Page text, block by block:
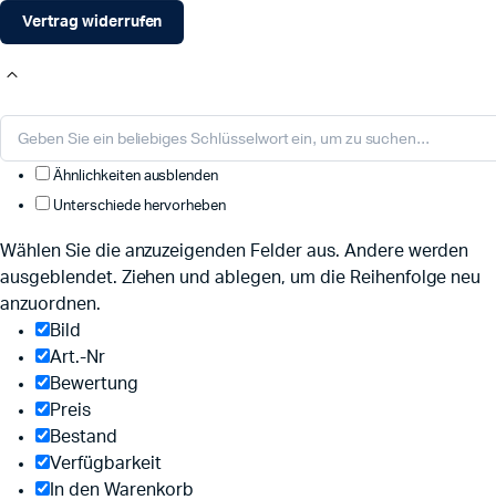
Vertrag widerrufen
Ähnlichkeiten ausblenden
Unterschiede hervorheben
Wählen Sie die anzuzeigenden Felder aus. Andere werden
ausgeblendet. Ziehen und ablegen, um die Reihenfolge neu
anzuordnen.
Bild
Art.-Nr
Bewertung
Preis
Bestand
Verfügbarkeit
In den Warenkorb